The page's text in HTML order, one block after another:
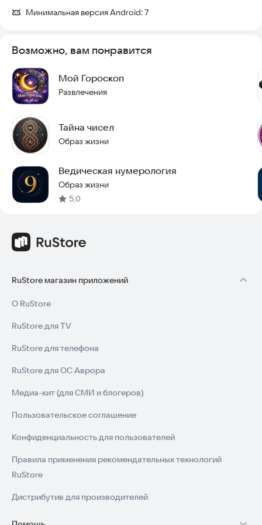
✓ Красная, белая, синяя, жёлтая, зелёная и фиолетовая
Приложение работает полностью на русском языке и
календаря майя Dreamspell.
Цолькин — ваш персональный навигатор по циклам времени.
Минимальная версия Android:7
Возможно, вам понравится
Мой Гороскоп
Развлечения
Тайна чисел
Образ жизни
Ведическая нумерология
Образ жизни
5,0
RuStore магазин приложений
О RuStore
RuStore для TV
RuStore для телефона
RuStore для ОС Аврора
Медиа-кит (для СМИ и блогеров)
Пользовательское соглашение
Конфиденциальность для пользователей
Правила применения рекомендательных технологий
RuStore
Дистрибутив для производителей